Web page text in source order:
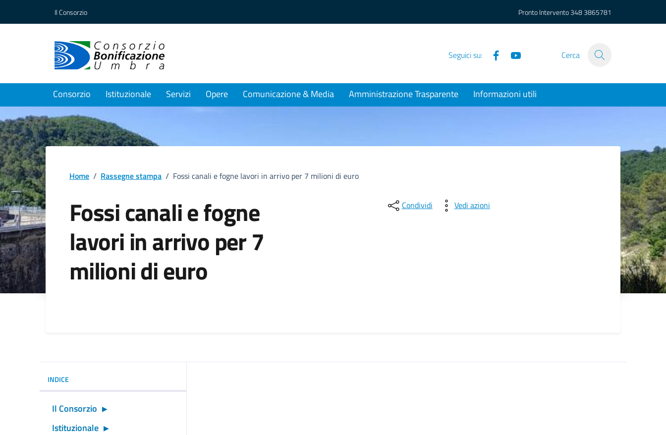
Il Consorzio Pronto Intervento348 3865781
Seguici su: Facebook Cerca
Consorzio Istituzionale Servizi Opere Comunicazione & Media Amministrazione Trasparente Informazioni utili
Home / Rassegne stampa / Fossi canali e fogne lavori in arrivo per 7 milioni di euro
Fossi canali e fogne
lavori in arrivo per 7
milioni di euro
Condividi Vedi azioni
INDICE
Il Consorzio
Istituzionale